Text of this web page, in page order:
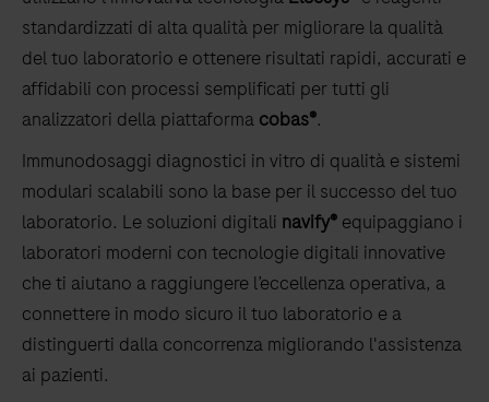
standardizzati di alta qualità per migliorare la qualità
del tuo laboratorio e ottenere risultati rapidi, accurati e
affidabili con processi semplificati per tutti gli
analizzatori della piattaforma cobas®.
Immunodosaggi diagnostici in vitro di qualità e sistemi
modulari scalabili sono la base per il successo del tuo
laboratorio. Le soluzioni digitali navify® equipaggiano i
laboratori moderni con tecnologie digitali innovative
che ti aiutano a raggiungere l’eccellenza operativa, a
connettere in modo sicuro il tuo laboratorio e a
distinguerti dalla concorrenza migliorando l'assistenza
ai pazienti.